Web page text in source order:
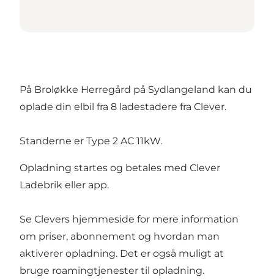
På Broløkke Herregård på Sydlangeland kan du
oplade din elbil fra 8 ladestadere fra Clever.
Standerne er Type 2 AC 11kW.
Opladning startes og betales med Clever
Ladebrik eller app.
Se Clevers hjemmeside for mere information
om priser, abonnement og hvordan man
aktiverer opladning. Det er også muligt at
bruge roamingtjenester til opladning.